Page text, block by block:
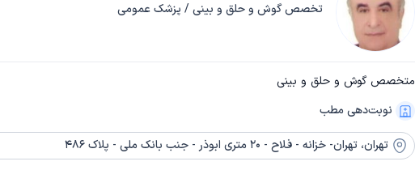
تخصص گوش و حلق و بینی / پزشک عمومی
متخصص گوش و حلق و بینی
نوبت‌دهی مطب
تهران، تهران- خزانه - فلاح - 20 متری ابوذر - جنب بانک ملی - پلاک 486